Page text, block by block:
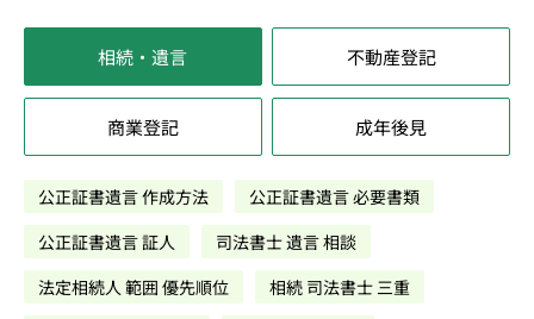
相続・遺言 不動産登記
商業登記 成年後見
公正証書遺言 作成方法
公正証書遺言 必要書類
公正証書遺言 証人
司法書士 遺言 相談
法定相続人 範囲 優先順位
相続 司法書士 三重